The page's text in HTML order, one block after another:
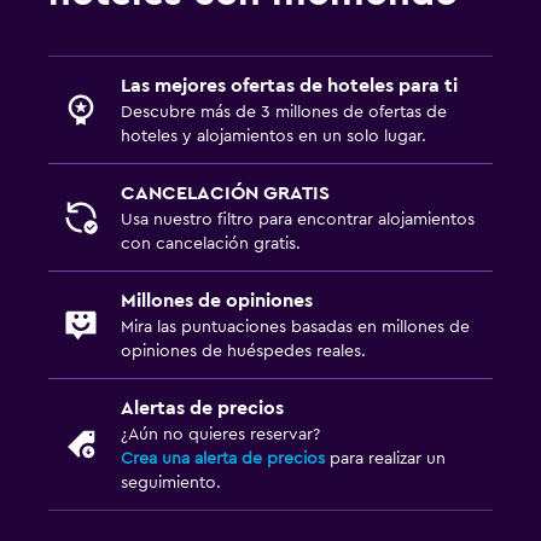
Cuna/cama nido disponibles
Comidas para niños
Cubierta para piscina
Zona de trabajo
Fax/fotocopiadora
Caja fuerte para laptops
Actividades
Tienda de regalos
Salón de belleza
Las mejores ofertas de hoteles para ti
Descubre más de 3 millones de ofertas de
hoteles y alojamientos en un solo lugar.
CANCELACIÓN GRATIS
Usa nuestro filtro para encontrar alojamientos
con cancelación gratis.
Millones de opiniones
Mira las puntuaciones basadas en millones de
opiniones de huéspedes reales.
Alertas de precios
¿Aún no quieres reservar?
Crea una alerta de precios para realizar un
seguimiento.